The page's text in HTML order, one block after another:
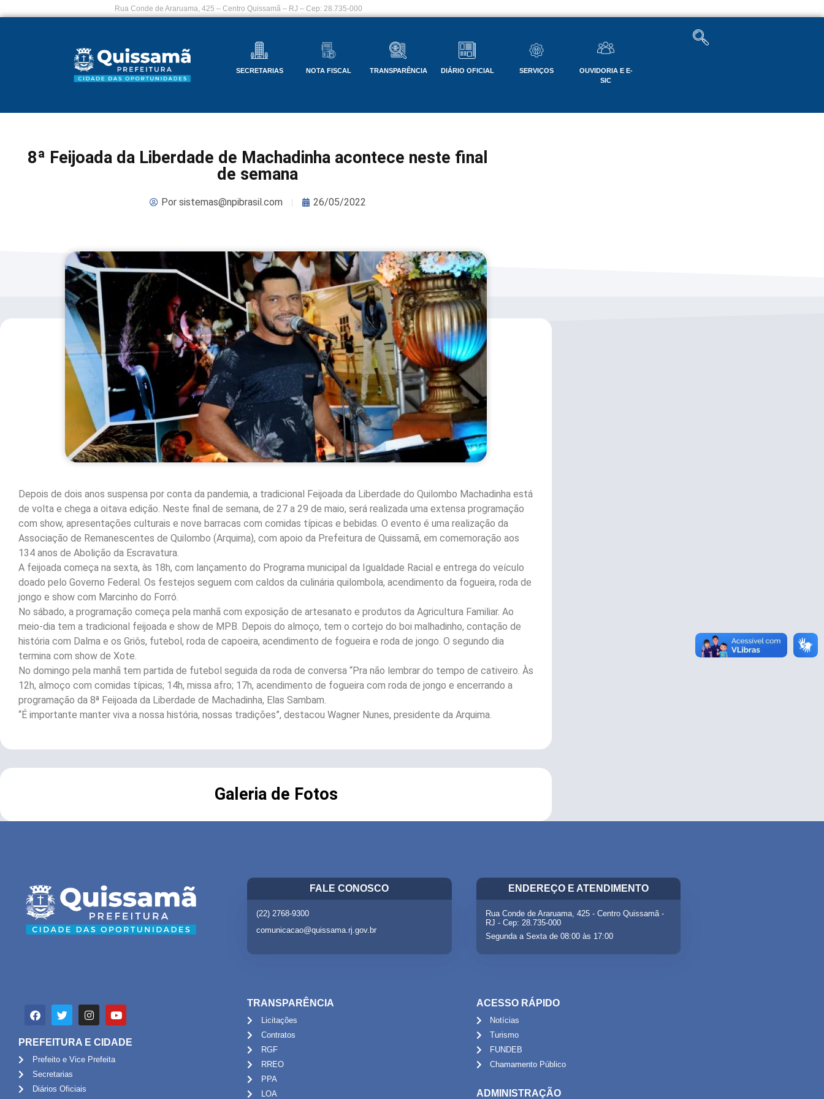
Rua Conde de Araruama, 425 – Centro Quissamã – RJ – Cep: 28.735-000
SECRETARIAS NOTA FISCAL TRANSPARÊNCIA DIÁRIO OFICIAL SERVIÇOS
OUVIDORIA E E-
SIC
8ª Feijoada da Liberdade de Machadinha acontece neste final
de semana
Porsistemas@npibrasil.com 26/05/2022
Depois de dois anos suspensa por conta da pandemia, a tradicional Feijoada da Liberdade do Quilombo Machadinha está
de volta e chega a oitava edição. Neste final de semana, de 27 a 29 de maio, será realizada uma extensa programação
com show, apresentações culturais e nove barracas com comidas típicas e bebidas. O evento é uma realização da
Associação de Remanescentes de Quilombo (Arquima), com apoio da Prefeitura de Quissamã, em comemoração aos
134 anos de Abolição da Escravatura.
A feijoada começa na sexta, às 18h, com lançamento do Programa municipal da Igualdade Racial e entrega do veículo
doado pelo Governo Federal. Os festejos seguem com caldos da culinária quilombola, acendimento da fogueira, roda de
jongo e show com Marcinho do Forró.
No sábado, a programação começa pela manhã com exposição de artesanato e produtos da Agricultura Familiar. Ao
meio-dia tem a tradicional feijoada e show de MPB. Depois do almoço, tem o cortejo do boi malhadinho, contação de
história com Dalma e os Griôs, futebol, roda de capoeira, acendimento de fogueira e roda de jongo. O segundo dia
termina com show de Xote.
No domingo pela manhã tem partida de futebol seguida da roda de conversa “Pra não lembrar do tempo de cativeiro. Às
12h, almoço com comidas típicas; 14h, missa afro; 17h, acendimento de fogueira com roda de jongo e encerrando a
programação da 8ª Feijoada da Liberdade de Machadinha, Elas Sambam.
“É importante manter viva a nossa história, nossas tradições”, destacou Wagner Nunes, presidente da Arquima.
Galeria de Fotos
FALE CONOSCO
(22) 2768-9300
comunicacao@quissama.rj.gov.br
ENDEREÇO E ATENDIMENTO
Rua Conde de Araruama, 425 - Centro Quissamã -
RJ - Cep: 28.735-000
Segunda a Sexta de 08:00 às 17:00
PREFEITURA E CIDADE
Prefeito e Vice Prefeita
Secretarias
Diários Oficiais
TRANSPARÊNCIA
Licitações
Contratos
RGF
RREO
PPA
LOA
ACESSO RÁPIDO
Notícias
Turismo
FUNDEB
Chamamento Público
ADMINISTRAÇÃO